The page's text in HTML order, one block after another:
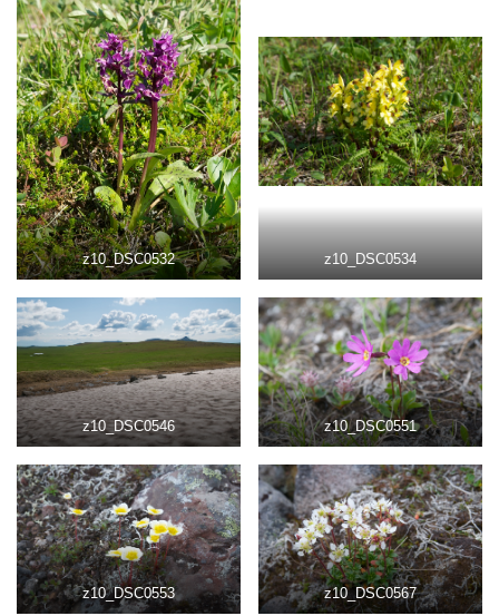
z10_DSC0532 z10_DSC0534
z10_DSC0546 z10_DSC0551
z10_DSC0553 z10_DSC0567